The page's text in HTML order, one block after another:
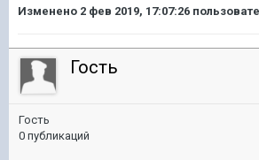
Изменено 2 фев 2019, 17:07:26
Гость
Гость
0 публикаций